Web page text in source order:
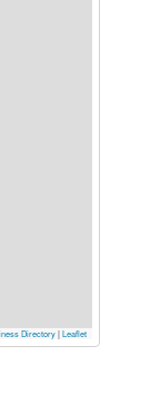
Directory|Leaflet